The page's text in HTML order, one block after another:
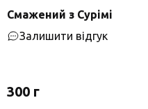
Смажений з Сурімі
Залишити відгук
300 г